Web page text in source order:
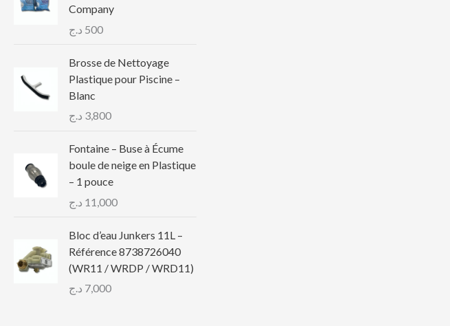
Company
500 د.ج
Brosse de Nettoyage
Plastique pour Piscine –
Blanc
3,800 د.ج
Fontaine – Buse à Écume
boule de neige en Plastique
– 1 pouce
11,000 د.ج
Bloc d’eau Junkers 11L –
Référence 8738726040
(WR11 / WRDP / WRD11)
7,000 د.ج